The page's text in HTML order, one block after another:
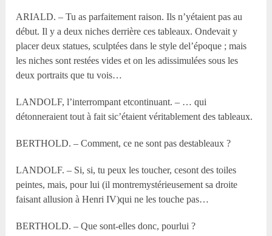
ARIALD. – Tu as parfaitement raison. Ils n’yétaient pas au
début. Il y a deux niches derrière ces tableaux. Ondevait y
placer deux statues, sculptées dans le style del’époque ; mais
les niches sont restées vides et on les adissimulées sous les
deux portraits que tu vois…
LANDOLF, l’interrompant etcontinuant. – … qui
détonneraient tout à fait sic’étaient véritablement des tableaux.
BERTHOLD. – Comment, ce ne sont pas destableaux ?
LANDOLF. – Si, si, tu peux les toucher, cesont des toiles
peintes, mais, pour lui (il montremystérieusement sa droite
faisant allusion à Henri IV)qui ne les touche pas…
BERTHOLD. – Que sont-elles donc, pourlui ?